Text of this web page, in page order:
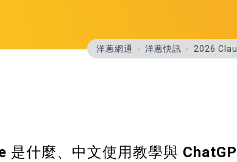
洋蔥網通 洋蔥快訊 2026
什麼、中文使用教學與